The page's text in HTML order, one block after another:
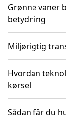
Grønne vaner
betydning
Miljørigtig
Hvordan
kørsel
Sådan får du